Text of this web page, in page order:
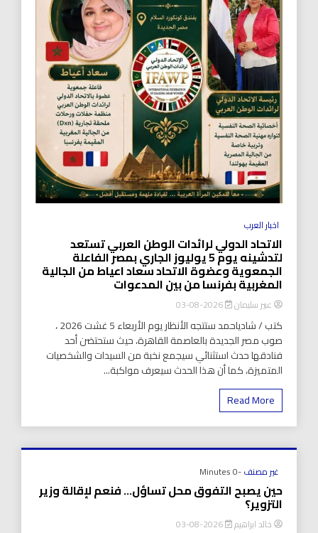
اخبار العرب
الاتحاد الدولي لرائدات الوطن العربي تستعد
لتدشينه يوم 5 يوليوز الجاري بمصر الفاعلة
الجمعوية وعضوة الاتحاد سعاد اعياط من الجالية
المغربية بفرنسا من بين المدعوات
عبير سليمان 2026-08-03
كتب / شادياحمد ستتجه الأنظار يوم الأربعاء 5 غشت 2026 ،
صوب مصر الجديدة بالعاصمة القاهرة، حيث ستحتضن أحد
فنادقها حدث استثنائي سيجمع نخبة من السيدات والشخصيات
المتميزة، كما أن هذا الحدث سيعرف مواكبة...
Read More
غير مصنف-0 Minutes
حين يصبح التفوق محل تساؤل… فنعم لإقالة وزير
التزوير؟
خالد ابراهيم 2026-08-03